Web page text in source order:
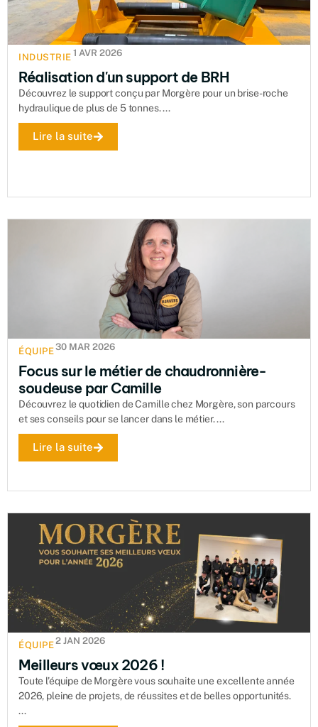
INDUSTRIE 1 AVR 2026
Réalisation d'un support de BRH
Découvrez le support conçu par Morgère pour un brise-roche
hydraulique de plus de 5 tonnes. ...
Lire la suite
ÉQUIPE30 MAR 2026
Focus sur le métier de chaudronnière-
soudeuse par Camille
Découvrez le quotidien de Camille chez Morgère, son parcours
et ses conseils pour se lancer dans le métier. ...
Lire la suite
ÉQUIPE2 JAN 2026
Meilleurs vœux 2026 !
Toute l’équipe de Morgère vous souhaite une excellente année
2026, pleine de projets, de réussites et de belles opportunités.
...